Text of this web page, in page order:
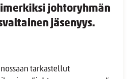
johtoryhmän
jäsenyys.
tarkastellut